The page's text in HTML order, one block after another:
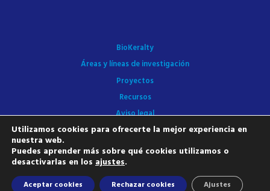
BioKeralty
Áreas y líneas de investigación
Proyectos
Recursos
Aviso legal
Política de privacidad
Política de cookies
Contacto
Utilizamos cookies para ofrecerte la mejor experiencia en
nuestra web.
Puedes aprender más sobre qué cookies utilizamos o
desactivarlas en los ajustes.
Aceptar cookies Rechazar cookies Ajustes